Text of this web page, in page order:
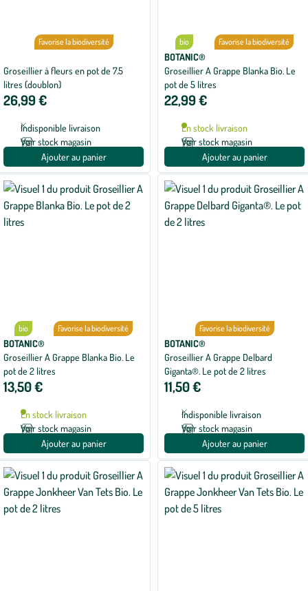
Favorise la biodiversité
Groseillier à fleurs en pot de 7.5
litres (doublon)
26,99 €
Indisponible livraison
Voir stock magasin
Ajouter au panier
bio Favorise la biodiversité
BOTANIC®
Groseillier A Grappe Blanka Bio. Le
pot de 5 litres
22,99 €
En stock livraison
Voir stock magasin
Ajouter au panier
bio Favorise la biodiversité
BOTANIC®
Groseillier A Grappe Blanka Bio. Le
pot de 2 litres
13,50 €
En stock livraison
Voir stock magasin
Ajouter au panier
Favorise la biodiversité
BOTANIC®
Groseillier A Grappe Delbard
Giganta®. Le pot de 2 litres
11,50 €
Indisponible livraison
Voir stock magasin
Ajouter au panier